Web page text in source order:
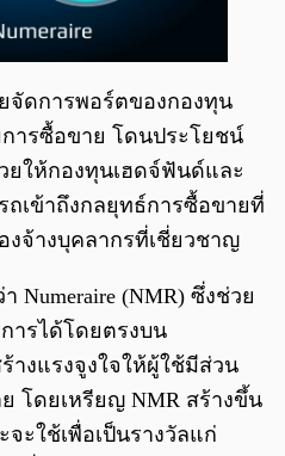
จัดการพอร์ตของกองทุน
ารซื้อขาย โดนประโยชน์
ยให้กองทุนเฮดจ์ฟันด์และ
ถเข้าถึงกลยุทธ์การซื้อขายที่
จ้างบุคลากรที่เชี่ยวชาญ
Numeraire (NMR) ซึ่งช่วย
ารได้โดยตรงบน
างแรงจูงใจให้ผู้ใช้มีส่วน
โดยเหรียญ NMR สร้างขึ้น
จะใช้เพื่อเป็นรางวัลแก่